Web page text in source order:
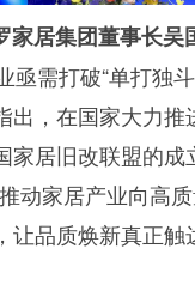
家居集团董事长吴
需打破“单打独
，在国家大力
居旧改联盟的
动家居产业向高
品质焕新真正